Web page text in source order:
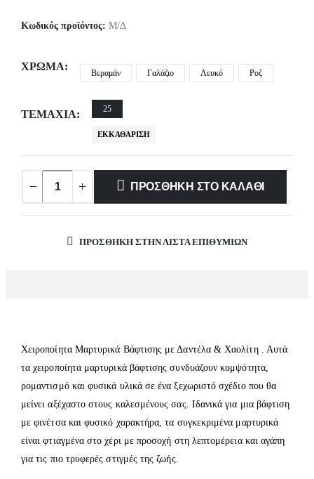
Κωδικός προϊόντος: Μ/Δ
ΧΡΏΜΑ
Βεραμάν Γαλάζιο Λευκό Ροζ
ΤΕΜΆΧΙΑ 25
ΕΚΚΑΘΆΡΙΣΗ
ΠΡΟΣΘΉΚΗ ΣΤΟ ΚΑΛΆΘΙ
ΠΡΌΣΘΉΚΗ ΣΤΗΝ ΛΊΣΤΑ ΕΠΙΘΥΜΙΏΝ
Χειροποίητα Μαρτυρικά Βάφτισης με Δαντέλα & Χαολίτη . Αυτά
τα χειροποίητα μαρτυρικά βάφτισης συνδυάζουν κομψότητα,
ρομαντισμό και φυσικά υλικά σε ένα ξεχωριστό σχέδιο που θα
μείνει αξέχαστο στους καλεσμένους σας. Ιδανικά για μια βάφτιση
με φινέτσα και φυσικό χαρακτήρα, τα συγκεκριμένα μαρτυρικά
είναι φτιαγμένα στο χέρι με προσοχή στη λεπτομέρεια και αγάπη
για τις πιο τρυφερές στιγμές της ζωής.